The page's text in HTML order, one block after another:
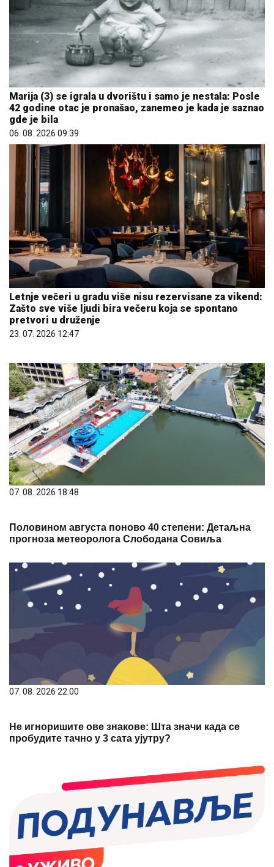
Marija (3) se igrala u dvorištu i samo je nestala: Posle
42 godine otac je pronašao, zanemeo je kada je saznao
gde je bila
06. 08. 2026 09:39
Letnje večeri u gradu više nisu rezervisane za vikend:
Zašto sve više ljudi bira večeru koja se spontano
pretvori u druženje
23. 07. 2026 12:47
07. 08. 2026 18:48
Половином августа поново 40 степени: Детаљна
прогноза метеоролога Слободана Совиља
07. 08. 2026 22:00
Не игноришите ове знакове: Шта значи када се
пробудите тачно у 3 сата ујутру?